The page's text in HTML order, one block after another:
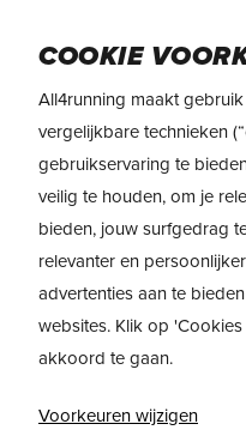
main
content
COOKIE
All4running maakt
vergelijkbare technieken
gebruikservaring te
veilig te houden, om je
bieden, jouw surfgedrag
relevanter en
advertenties aan te
websites. Klik op
akkoord te gaan.
Voorkeuren wijzigen